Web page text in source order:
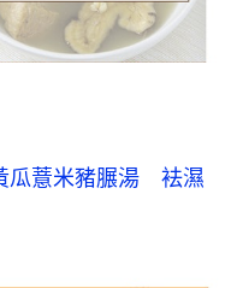
瓜薏米豬𦟌湯　袪濕